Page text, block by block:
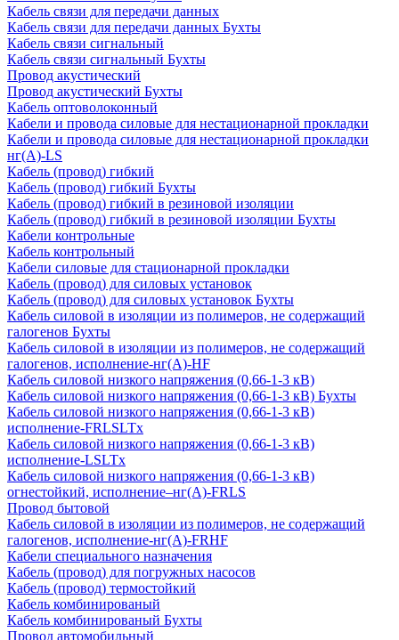
Кабель связи для передачи данных
Кабель связи для передачи данных Бухты
Кабель связи сигнальный
Кабель связи сигнальный Бухты
Провод акустический
Провод акустический Бухты
Кабель оптоволоконный
Кабели и провода силовые для нестационарной прокладки
Кабели и провода силовые для нестационарной прокладки
нг(А)-LS
Кабель (провод) гибкий
Кабель (провод) гибкий Бухты
Кабель (провод) гибкий в резиновой изоляции
Кабель (провод) гибкий в резиновой изоляции Бухты
Кабели контрольные
Кабель контрольный
Кабели силовые для стационарной прокладки
Кабель (провод) для силовых установок
Кабель (провод) для силовых установок Бухты
Кабель силовой в изоляции из полимеров, не содержащий
галогенов Бухты
Кабель силовой в изоляции из полимеров, не содержащий
галогенов, исполнение-нг(А)-HF
Кабель силовой низкого напряжения (0,66-1-3 кВ)
Кабель силовой низкого напряжения (0,66-1-3 кВ) Бухты
Кабель силовой низкого напряжения (0,66-1-3 кВ)
исполнение-FRLSLTx
Кабель силовой низкого напряжения (0,66-1-3 кВ)
исполнение-LSLTx
Кабель силовой низкого напряжения (0,66-1-3 кВ)
огнестойкий, исполнение–нг(А)-FRLS
Провод бытовой
Кабель силовой в изоляции из полимеров, не содержащий
галогенов, исполнение-нг(А)-FRHF
Кабели специального назначения
Кабель (провод) для погружных насосов
Кабель (провод) термостойкий
Кабель комбинированый
Кабель комбинированый Бухты
Провод автомобильный